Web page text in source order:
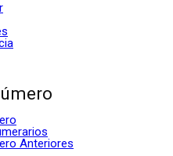
Anteriores